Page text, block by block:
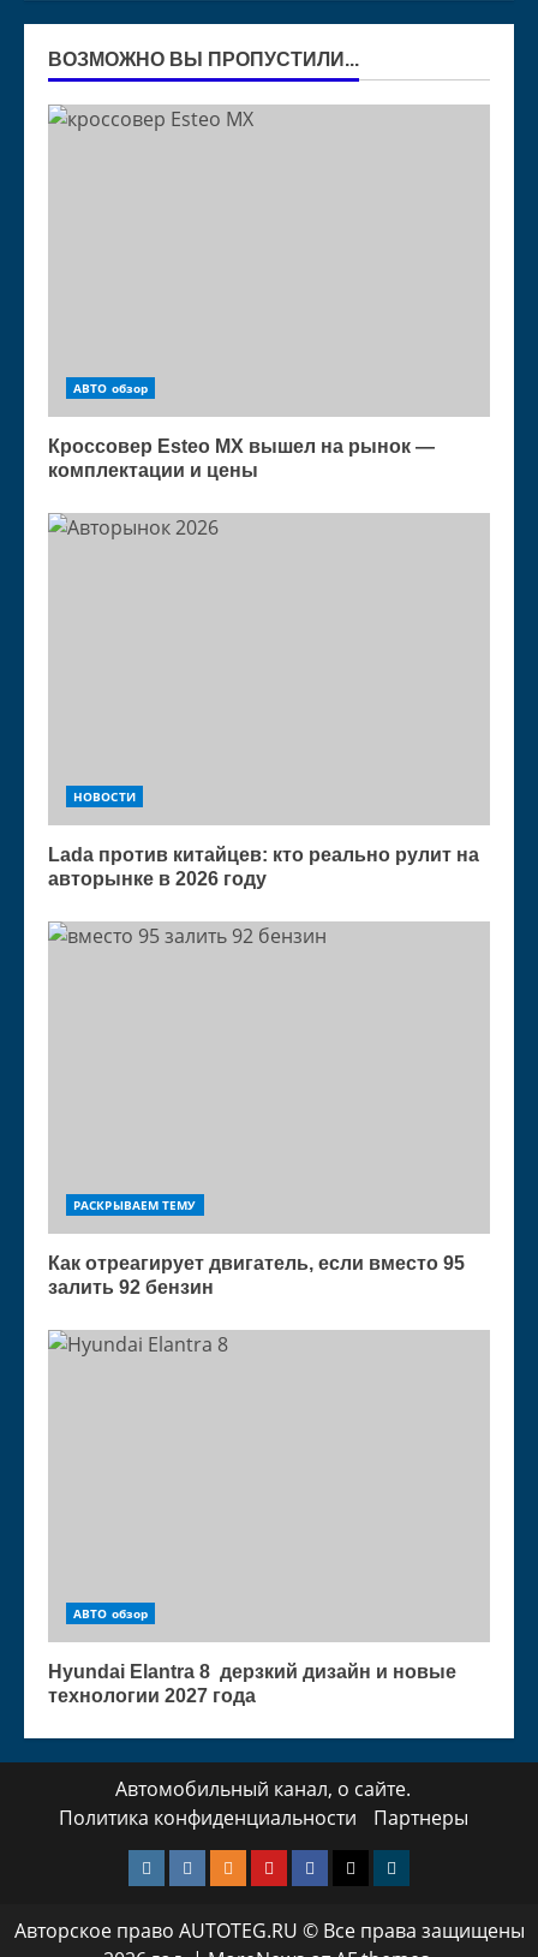
ВОЗМОЖНО ВЫ ПРОПУСТИЛИ...
АВТО обзор
Кроссовер Esteo MX вышел на рынок —
комплектации и цены
НОВОСТИ
Lada против китайцев: кто реально рулит на
авторынке в 2026 году
РАСКРЫВАЕМ ТЕМУ
Как отреагирует двигатель, если вместо 95
залить 92 бензин
АВТО обзор
Hyundai Elantra 8 дерзкий дизайн и новые
технологии 2027 года
Автомобильный канал, о сайте.
Политика конфиденциальности
Партнеры
Instagram
VK Одноклассники
YotubeFacebook
TwitterТелеграмм
Авторское право AUTOTEG.RU © Все права защищены